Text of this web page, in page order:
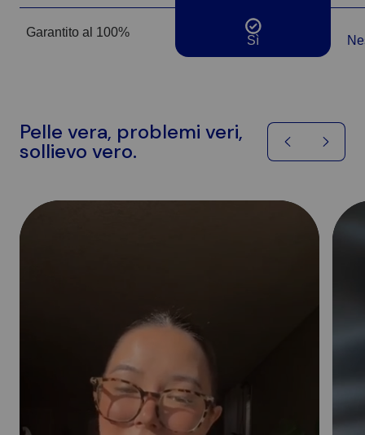
Garantito al 100% Sì
Sì
Pelle vera, problemi veri,
sollievo vero.